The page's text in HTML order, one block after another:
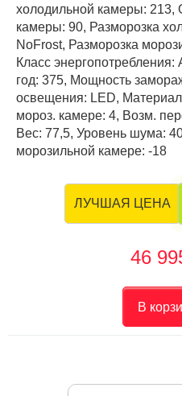
холодильной камеры: 213,
камеры: 90, Разморозка
NoFrost, Разморозка
Класс
год: 375, Мощность
освещения: LED,
мороз. камере: 4, Возм.
Вес: 77,5, Уровень шума:
морозильной камере: -18
ЛУЧШАЯ ЦЕНА
46
В